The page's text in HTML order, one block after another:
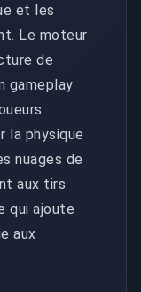
et les
Le moteur
de
gameplay
la physique
nuages de
aux tirs
qui ajoute
aux